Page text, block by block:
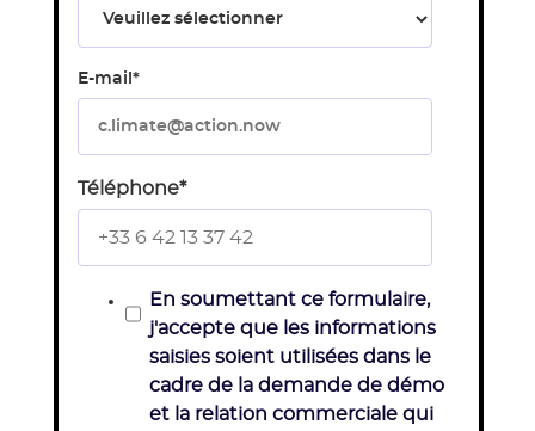
E-mail *
Téléphone*
En soumettant ce formulaire,
j'accepte que les informations
saisies soient utilisées dans le
cadre de la demande de démo
et la relation commerciale qui